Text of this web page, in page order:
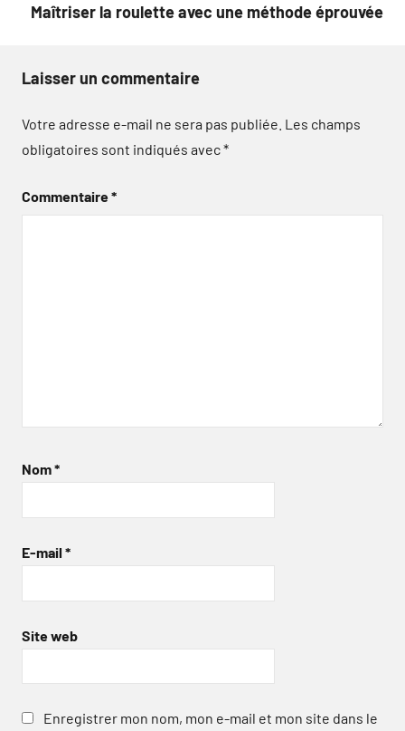
Maîtriser la roulette avec une méthode éprouvée
Laisser un commentaire
Votre adresse e-mail ne sera pas publiée. Les champs
obligatoires sont indiqués avec*
Commentaire*
Nom*
E-mail *
Site web
Enregistrer mon nom, mon e-mail et mon site dans le